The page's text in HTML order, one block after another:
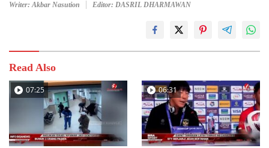
Writer: Akbar Nasution Editor: DASRIL DHARMAWAN
Read Also
07:25 06:31